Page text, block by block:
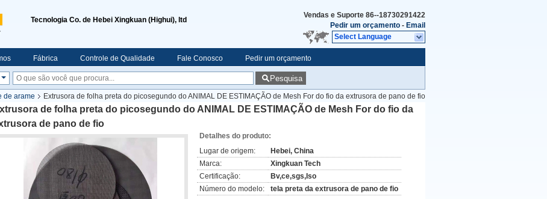
Tecnologia Co. de Hebei Xingkuan (Highui), ltd
Vendas e Suporte 86--18730291422
Pedir um orçamento - Email
Select Language
Fábrica Controle de Qualidade Fale Conosco Pedir um orçamento
Pesquisa
de arame
Extrusora de folha preta do picosegundo do ANIMAL DE ESTIMAÇÃO de Mesh For do fio da extrusora de pano de fio
de folha preta do picosegundo do ANIMAL DE ESTIMAÇÃO de Mesh For do fio da
de pano de fio
Detalhes do produto:
Lugar de origem:
Hebei, China
Marca:
Xingkuan Tech
Certificação:
Bv,ce,sgs,Iso
Número do modelo:
tela preta da extrusora de pano de fio